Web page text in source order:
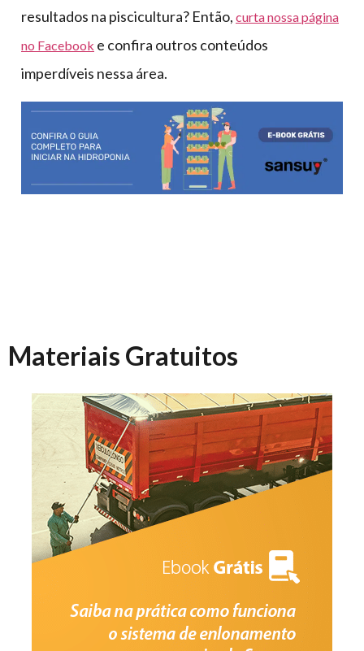
resultados na piscicultura? Então, curta nossa página
no Facebook e confira outros conteúdos
imperdíveis nessa área.
Materiais Gratuitos